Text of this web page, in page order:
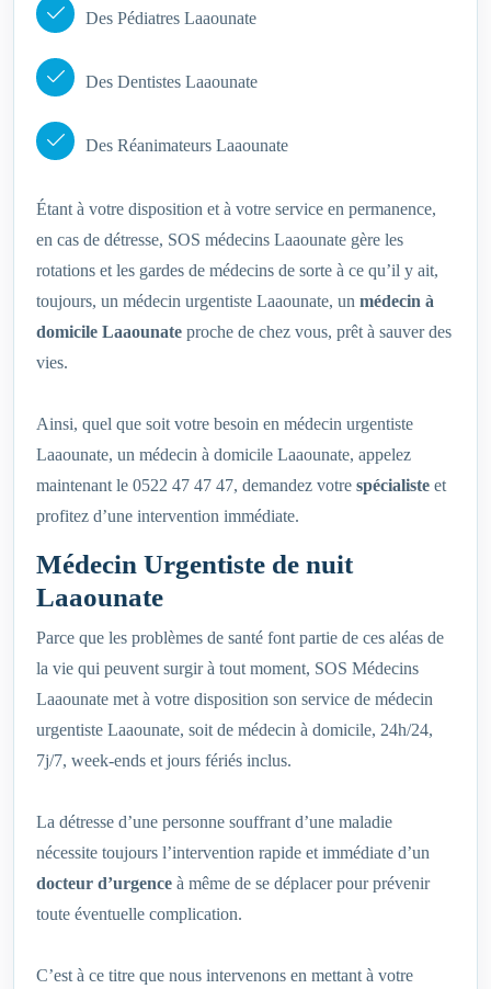
Des Pédiatres Laaounate
Des Dentistes Laaounate
Des Réanimateurs Laaounate
Étant à votre disposition et à votre service en permanence,
en cas de détresse, SOS médecins Laaounate gère les
rotations et les gardes de médecins de sorte à ce qu’il y ait,
toujours, un médecin urgentiste Laaounate, un médecin à
domicile Laaounate proche de chez vous, prêt à sauver des
vies.
Ainsi, quel que soit votre besoin en médecin urgentiste
Laaounate, un médecin à domicile Laaounate, appelez
maintenant le 0522 47 47 47, demandez votre spécialiste et
profitez d’une intervention immédiate.
Médecin Urgentiste de nuit
Laaounate
Parce que les problèmes de santé font partie de ces aléas de
la vie qui peuvent surgir à tout moment, SOS Médecins
Laaounate met à votre disposition son service de médecin
urgentiste Laaounate, soit de médecin à domicile, 24h/24,
7j/7, week-ends et jours fériés inclus.
La détresse d’une personne souffrant d’une maladie
nécessite toujours l’intervention rapide et immédiate d’un
docteur d’urgence à même de se déplacer pour prévenir
toute éventuelle complication.
C’est à ce titre que nous intervenons en mettant à votre